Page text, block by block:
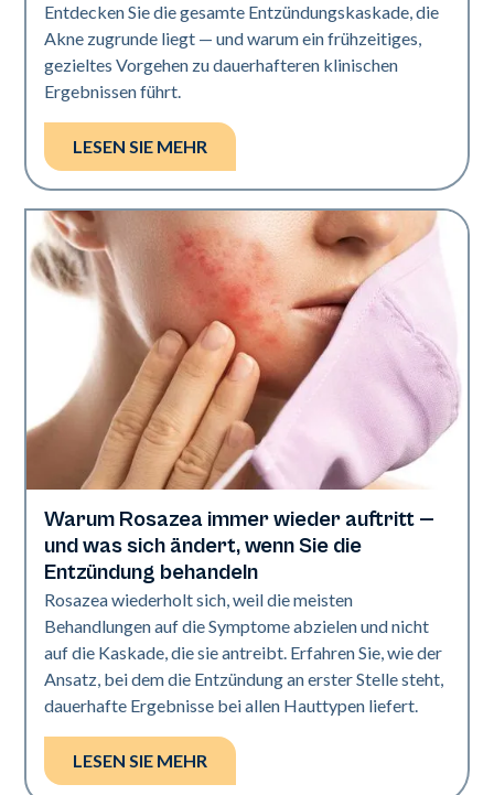
Entdecken Sie die gesamte Entzündungskaskade, die
Akne zugrunde liegt — und warum ein frühzeitiges,
gezieltes Vorgehen zu dauerhafteren klinischen
Ergebnissen führt.
LESEN SIE MEHR
Gesundheit der Haut
Warum Rosazea immer wieder auftritt —
und was sich ändert, wenn Sie die
Entzündung behandeln
Rosazea wiederholt sich, weil die meisten
Behandlungen auf die Symptome abzielen und nicht
auf die Kaskade, die sie antreibt. Erfahren Sie, wie der
Ansatz, bei dem die Entzündung an erster Stelle steht,
dauerhafte Ergebnisse bei allen Hauttypen liefert.
LESEN SIE MEHR